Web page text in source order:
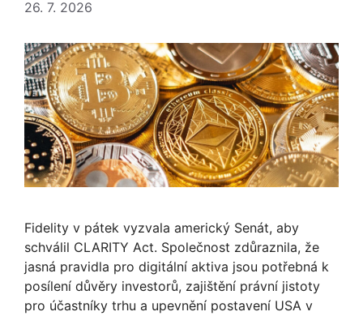
26. 7. 2026
Fidelity v pátek vyzvala americký Senát, aby
schválil CLARITY Act. Společnost zdůraznila, že
jasná pravidla pro digitální aktiva jsou potřebná k
posílení důvěry investorů, zajištění právní jistoty
pro účastníky trhu a upevnění postavení USA v